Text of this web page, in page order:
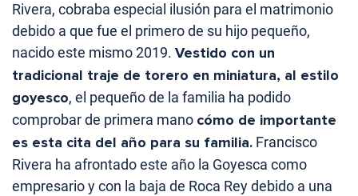
Rivera, cobraba especial ilusión para el matrimonio
debido a que fue el primero de su hijo pequeño,
nacido este mismo 2019. Vestido con un
tradicional traje de torero en miniatura, al estilo
goyesco, el pequeño de la familia ha podido
comprobar de primera mano cómo de importante
es esta cita del año para su familia. Francisco
Rivera ha afrontado este año la Goyesca como
empresario y con la baja de Roca Rey debido a una